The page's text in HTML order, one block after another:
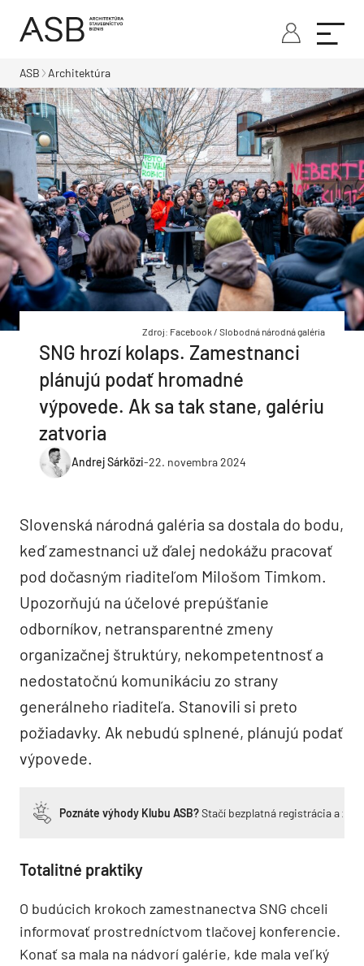
ASB Architektúra
Zdroj: Facebook / Slobodná národná galéria
SNG hrozí kolaps. Zamestnanci
plánujú podať hromadné
výpovede. Ak sa tak stane, galériu
zatvoria
Andrej Sárközi-22. novembra 2024
Slovenská národná galéria sa dostala do bodu,
keď zamestnanci už ďalej nedokážu pracovať
pod dočasným riaditeľom Milošom Timkom.
Upozorňujú na účelové prepúšťanie
odborníkov, netransparentné zmeny
organizačnej štruktúry, nekompetentnosť a
nedostatočnú komunikáciu zo strany
generálneho riaditeľa. Stanovili si preto
požiadavky. Ak nebudú splnené, plánujú podať
výpovede.
Poznáte výhody Klubu ASB?Stačí bezplatná registrácia a
Totalitné praktiky
O budúcich krokoch zamestnanectva SNG chceli
informovať prostredníctvom tlačovej konferencie.
Konať sa mala na nádvorí galérie, kde mala veľký